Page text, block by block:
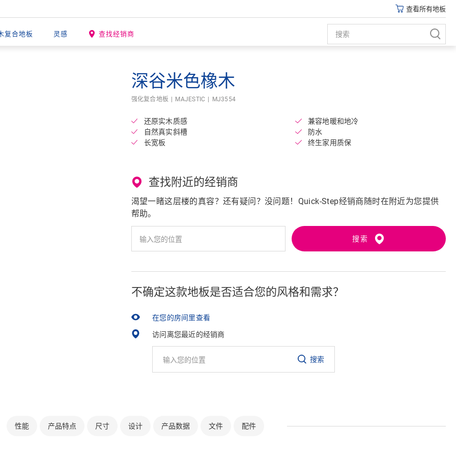
复合地板 灵感 查找经销商
查看所有地板
Open image in lightbox
深谷米色橡木
强化复合地板 MAJESTIC MJ3554
还原实木质感
自然真实斜槽
长宽板
兼容地暖和地冷
防水
终生家用质保
查找附近的经销商
渴望一睹这层楼的真容？还有疑问？没问题！Quick-Step经销商随时在附近为您提供
帮助。
搜索
不确定这款地板是否适合您的风格和需求？
在您的房间里查看
访问离您最近的经销商
搜索
性能 产品特点 尺寸 设计 产品数据 文件 配件